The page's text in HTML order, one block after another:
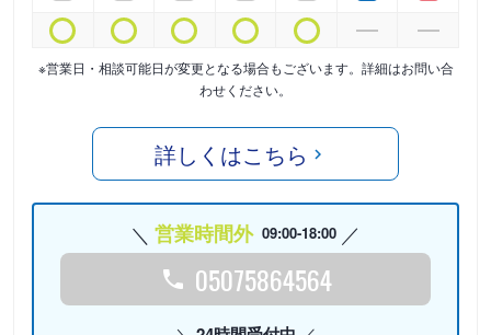
※営業日・相談可能日が変更となる場合もございます。詳細はお問い合
わせください。
詳しくはこちら
営業時間外 09:00-18:00
05075864564